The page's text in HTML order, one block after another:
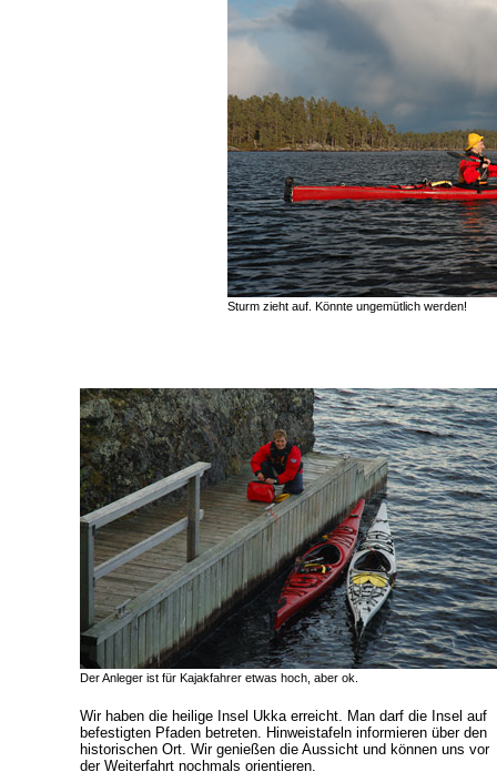
Sturm zieht auf. Könnte ungemütlich werden!
Der Anleger ist für Kajakfahrer etwas hoch, aber ok.
Wir haben die heilige Insel Ukka erreicht. Man darf die Insel auf
befestigten Pfaden betreten. Hinweistafeln informieren über den
historischen Ort. Wir genießen die Aussicht und können uns vor
der Weiterfahrt nochmals orientieren.